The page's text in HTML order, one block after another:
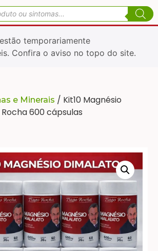
temporariamente
Confira o aviso no topo do site.
e Minerais / Kit10 Magnésio
600 cápsulas